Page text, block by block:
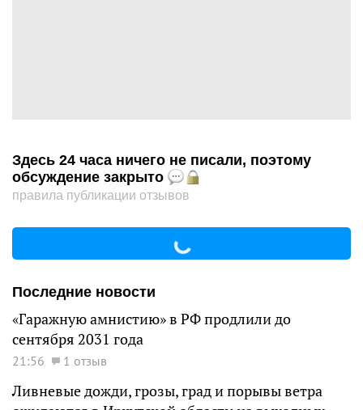
Здесь 24 часа ничего не писали, поэтому
обсуждение закрыто
правила публикации отзывов
Последние новости
«Гаражную амнистию» в РФ продлили до
сентября 2031 года
21:56 1 отзыв
Ливневые дожди, грозы, град и порывы ветра